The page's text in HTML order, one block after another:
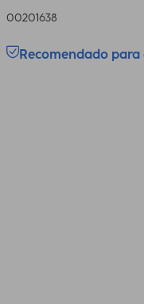
00201638
Recomendado para